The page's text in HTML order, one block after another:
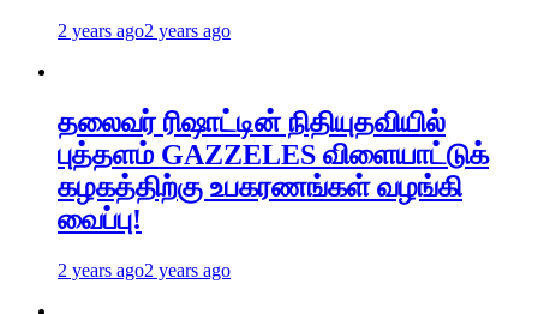
2 years ago2 years ago
தலைவர் ரிஷாட்டின் நிதியுதவியில்
புத்தளம் GAZZELES விளையாட்டுக்
கழகத்திற்கு உபகரணங்கள் வழங்கி
வைப்பு!
2 years ago2 years ago